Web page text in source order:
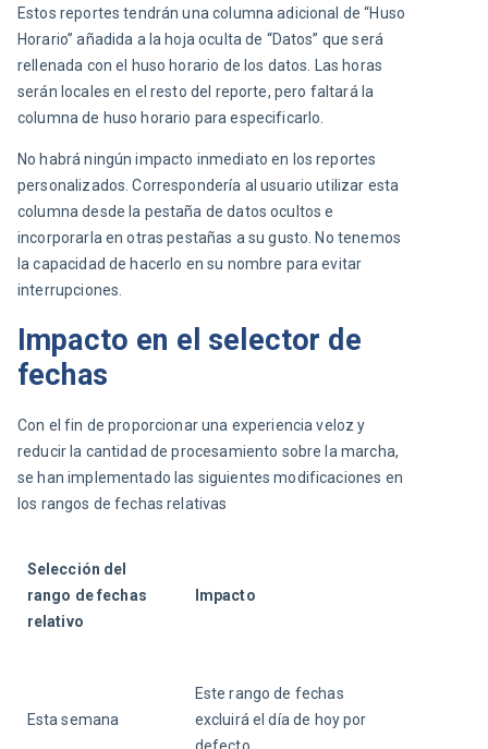
Estos reportes tendrán una columna adicional de “Huso
Horario” añadida a la hoja oculta de “Datos” que será
rellenada con el huso horario de los datos. Las horas
serán locales en el resto del reporte, pero faltará la
columna de huso horario para especificarlo.
No habrá ningún impacto inmediato en los reportes
personalizados. Correspondería al usuario utilizar esta
columna desde la pestaña de datos ocultos e
incorporarla en otras pestañas a su gusto. No tenemos
la capacidad de hacerlo en su nombre para evitar
interrupciones.
Impacto en el selector de
fechas
Con el fin de proporcionar una experiencia veloz y
reducir la cantidad de procesamiento sobre la marcha,
se han implementado las siguientes modificaciones en
los rangos de fechas relativas
Selección del
rango de fechas
relativo
Impacto
Esta semana
Este rango de fechas
excluirá el día de hoy por